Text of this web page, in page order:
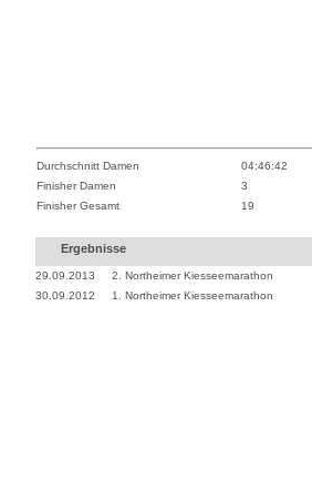
Durchschnitt Damen
04:46:42
Finisher Damen
3
Finisher Gesamt
19
Ergebnisse
29.09.2013
2. Northeimer Kiesseemarathon
30.09.2012
1. Northeimer Kiesseemarathon